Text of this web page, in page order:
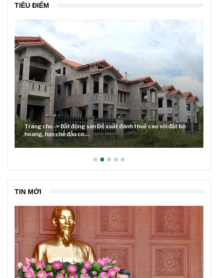
TIÊU ĐIỂM
Trang chủ -> Bất động sản Đề xuất đánh thuế cao với đất bỏ
hoang, hạn chế đầu cơ…
TIN MỚI